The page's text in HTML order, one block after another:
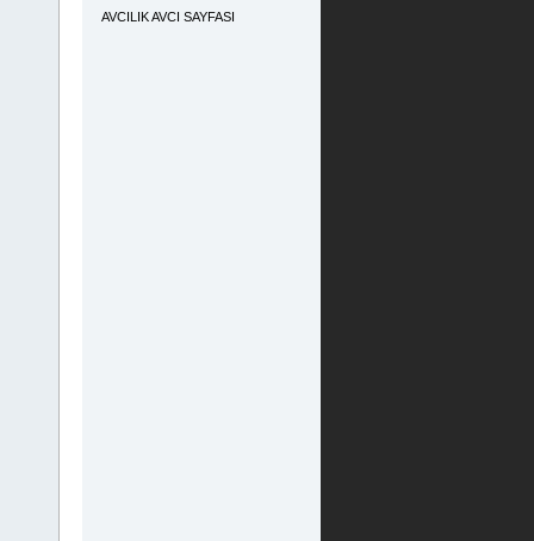
AVCILIK AVCI SAYFASI